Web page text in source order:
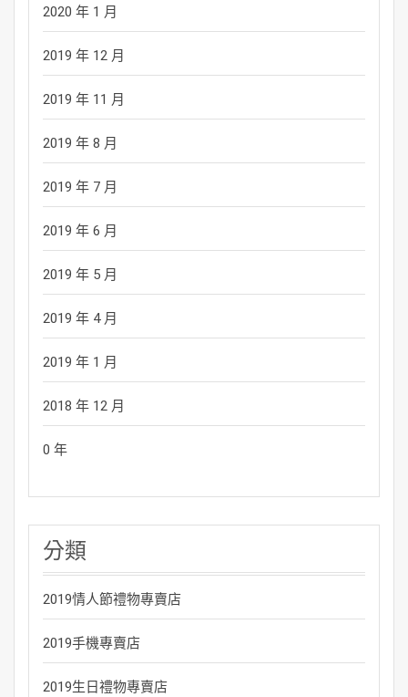
2020 年 1 月
2019 年 12 月
2019 年 11 月
2019 年 8 月
2019 年 7 月
2019 年 6 月
2019 年 5 月
2019 年 4 月
2019 年 1 月
2018 年 12 月
0 年
分類
2019情人節禮物專賣店
2019手機專賣店
2019生日禮物專賣店